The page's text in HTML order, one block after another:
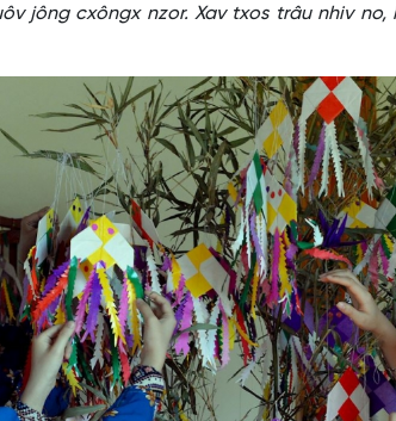
jông cxôngx nzor. Xav txos trâu nhiv